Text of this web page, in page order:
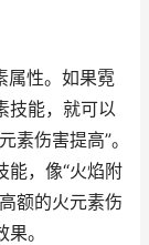
属性。如果霓
技能，就可以
素伤害提高”。
能，像“火焰附
额的火元素伤
。